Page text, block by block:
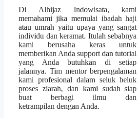
Di Alhijaz Indowisata, kami
memahami jika memulai ibadah haji
atau umrah yaitu upaya yang sangat
individu dan keramat. Itulah sebabnya
kami berusaha keras untuk
memberikan Anda support dan tutorial
yang Anda butuhkan di setiap
jalannya. Tim mentor berpengalaman
kami profesional dalam seluk beluk
proses ziarah, dan kami sudah siap
buat berbagi ilmu dan
ketrampilan dengan Anda.